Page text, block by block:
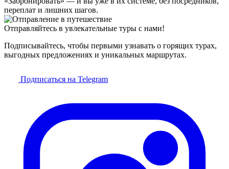
переплат и лишних шагов.
Отправляйтесь в увлекательные туры с нами!
Подписывайтесь, чтобы первыми узнавать о горящих турах,
выгодных предложениях и уникальных маршрутах.
Подписаться на Telegram